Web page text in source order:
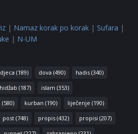
| Namaz korak po korak | Sufara |
| N-UM
djeca (189) dova (490) hadis (340)
hidžab (187) islam (353)
(580) kurban (190) liječenje (190)
post (748) propis (432) propisi (207)